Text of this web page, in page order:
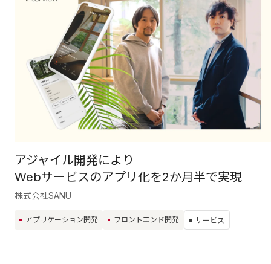
アジャイル開発により
Webサービスのアプリ化を2か月半で実現
株式会社SANU
アプリケーション開発 フロントエンド開発 サービス